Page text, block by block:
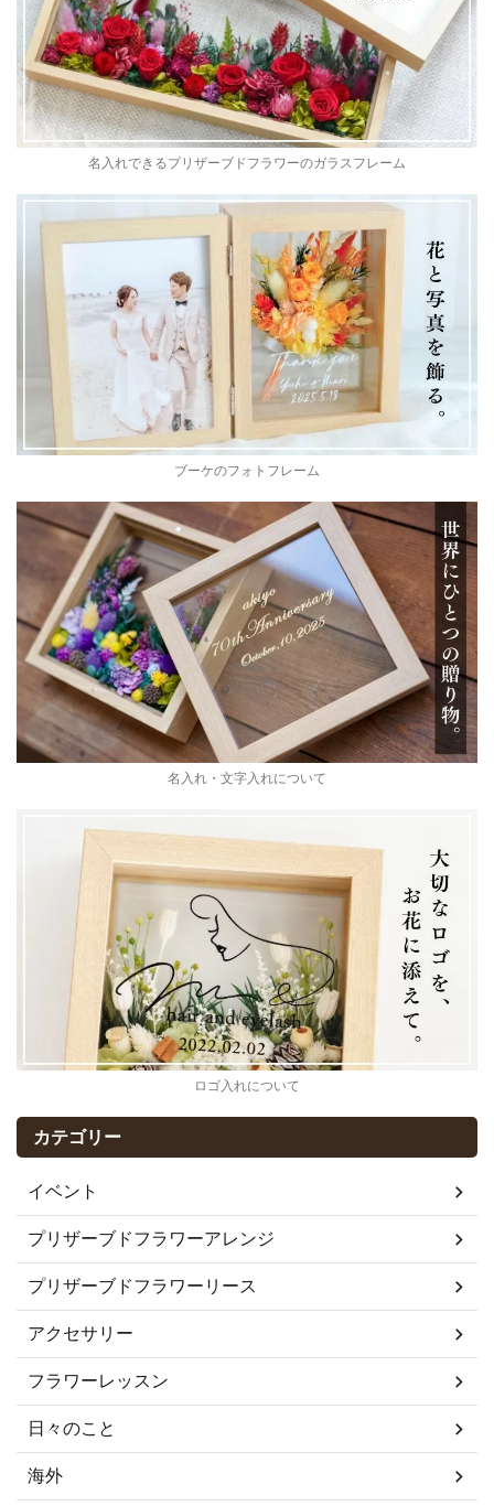
名入れできるプリザーブドフラワーのガラスフレーム
ブーケのフォトフレーム
名入れ・文字入れについて
ロゴ入れについて
カテゴリー
イベント
プリザーブドフラワーアレンジ
プリザーブドフラワーリース
アクセサリー
フラワーレッスン
日々のこと
海外